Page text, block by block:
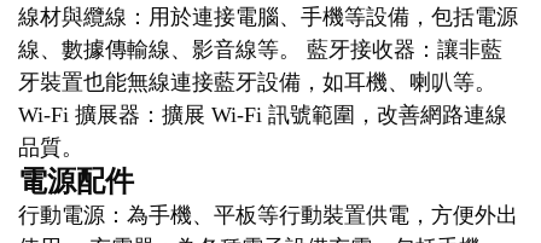
線材與纜線：用於連接電腦、手機等設備，包括電源
線、數據傳輸線、影音線等。 藍牙接收器：讓非藍
牙裝置也能無線連接藍牙設備，如耳機、喇叭等。
Wi-Fi 擴展器：擴展 Wi-Fi 訊號範圍，改善網路連線
品質。
電源配件
行動電源：為手機、平板等行動裝置供電，方便外出